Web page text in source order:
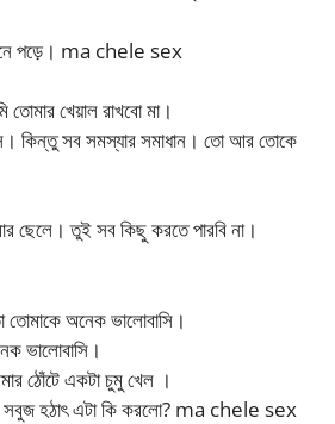
পড়ে। ma chele sex
খেয়াল রাখবো মা।
কিন্তু সব সমস্যার সমাধান। তো আর তোকে
ছেলে। তুই সব কিছু করতে পারবি না।
অনেক ভালোবাসি।
ভালোবাসি।
ঠোঁটে একটা চুমু খেল ।
সবুজ হঠাৎ এটা কি করলো? ma chele sex